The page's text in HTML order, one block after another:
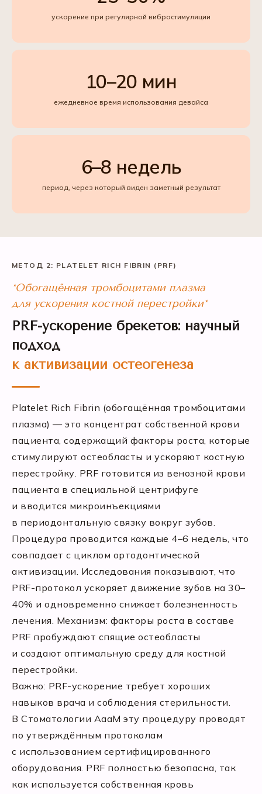
ускорение при регулярной вибростимуляции
10–20 мин
ежедневное время использования девайса
6–8 недель
период, через который виден заметный результат
МЕТОД 2: PLATELET RICH FIBRIN (PRF)
*Обогащённая тромбоцитами плазма
для ускорения костной перестройки*
PRF-ускорение брекетов: научный
подход
к активизации остеогенеза
Platelet Rich Fibrin (обогащённая тромбоцитами
плазма) — это концентрат собственной крови
пациента, содержащий факторы роста, которые
стимулируют остеобласты и ускоряют костную
перестройку. PRF готовится из венозной крови
пациента в специальной центрифуге
и вводится микроинъекциями
в периодонтальную связку вокруг зубов.
Процедура проводится каждые 4–6 недель, что
совпадает с циклом ортодонтической
активизации. Исследования показывают, что
PRF-протокол ускоряет движение зубов на 30–
40% и одновременно снижает болезненность
лечения. Механизм: факторы роста в составе
PRF пробуждают спящие остеобласты
и создают оптимальную среду для костной
перестройки.
Важно: PRF-ускорение требует хороших
навыков врача и соблюдения стерильности.
В Стоматологии АааМ эту процедуру проводят
по утверждённым протоколам
с использованием сертифицированного
оборудования. PRF полностью безопасна, так
как используется собственная кровь